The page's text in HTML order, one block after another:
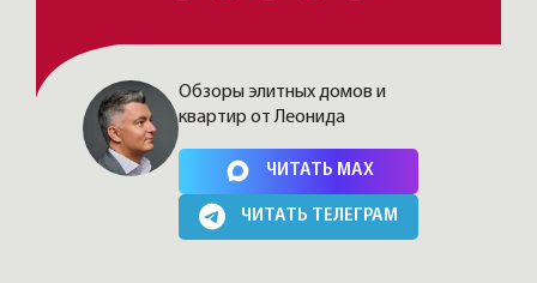
Нажимая на кнопку, Вы соглашаетесь cполитикой сайта
Обзоры элитных домов и
квартир от Леонида
ЧИТАТЬ MAX
ЧИТАТЬ ТЕЛЕГРАМ